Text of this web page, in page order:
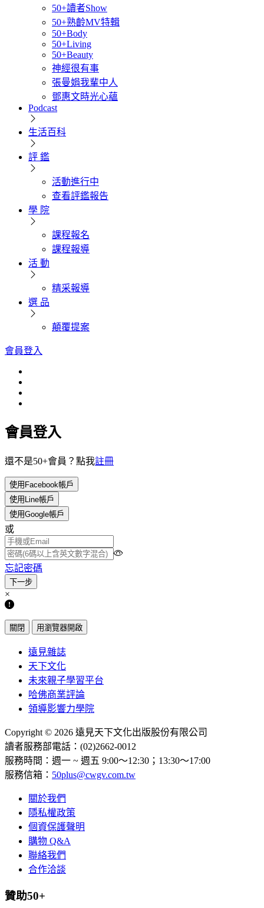
50+讀者Show
50+熟齡MV特輯
50+Body
50+Living
50+Beauty
神經很有事
張曼娟我輩中人
鄧惠文時光心蘊
Podcast
生活百科
評 鑑
活動進行中
查看評鑑報告
學 院
課程報名
課程報導
活 動
精采報導
選 品
顛覆提案
會員登入
會員登入
還不是50+會員？點我註冊
使用Facebook帳戶
使用Line帳戶
使用Google帳戶
或
忘記密碼
×
關閉 用瀏覽器開啟
遠見雜誌
天下文化
未來親子學習平台
哈佛商業評論
領導影響力學院
Copyright © 2026 遠見天下文化出版股份有限公司
讀者服務部電話：(02)2662-0012
服務時間：週一 ~ 週五 9:00～12:30；13:30～17:00
服務信箱： 50plus@cwgv.com.tw
關於我們
隱私權政策
個資保護聲明
購物 Q&A
聯絡我們
合作洽談
贊助50+